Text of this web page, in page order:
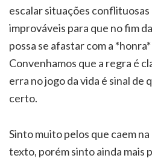
escalar situações
improváveis para que no fim
possa se afastar com a
Convenhamos que a regra é
erra no jogo da vida é sinal de
certo.
Sinto muito pelos que caem
texto, porém sinto ainda mais